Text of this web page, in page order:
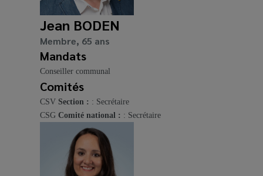
Jean BODEN
Membre, 65 ans
Mandats
Conseiller communal
Comités
CSV Section : : Secrétaire
CSG Comité national : : Secrétaire